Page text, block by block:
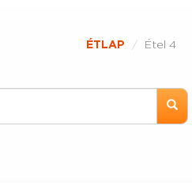
ÉTLAP Étel 4